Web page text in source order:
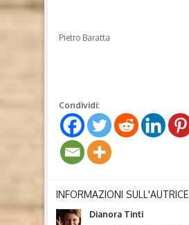
Pietro Baratta
Condividi:
INFORMAZIONI SULL'AUTRICE
Dianora Tinti